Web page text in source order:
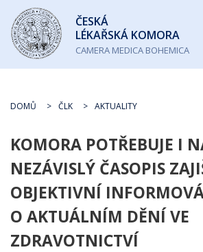
Česká
lékařská
komora
ČESKÁ
LÉKAŘSKÁ KOMORA
CAMERA MEDICA BOHEMICA
DOMŮ ČLK AKTUALITY
KOMORA POTŘEBUJE I
NEZÁVISLÝ ČASOPIS
OBJEKTIVNÍ
O AKTUÁLNÍM DĚNÍ VE
ZDRAVOTNICTVÍ